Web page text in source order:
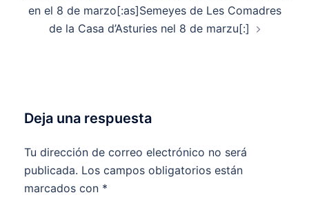
en el 8 de marzo[:as]Semeyes de Les Comadres
de la Casa d’Asturies nel 8 de marzu[:]
Deja una respuesta
Tu dirección de correo electrónico no será
publicada. Los campos obligatorios están
marcados con *